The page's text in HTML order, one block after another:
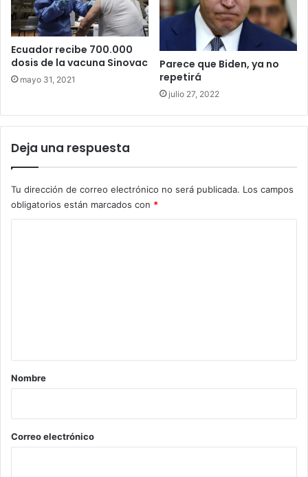
Ecuador recibe 700.000
dosis de la vacuna Sinovac
mayo 31, 2021
Parece que Biden, ya no
repetirá
julio 27, 2022
Deja una respuesta
Tu dirección de correo electrónico no será publicada. Los campos
obligatorios están marcados con *
r
*
Nombre
Correo electrónico